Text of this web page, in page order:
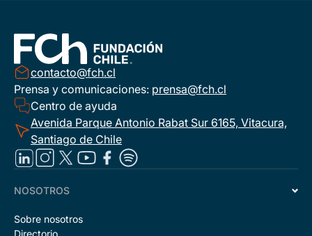
contacto@fch.cl
Prensa y comunicaciones: prensa@fch.cl
Centro de ayuda
Avenida Parque Antonio Rabat Sur 6165, Vitacura,
Santiago de Chile
NOSOTROS
Sobre nosotros
Directorio